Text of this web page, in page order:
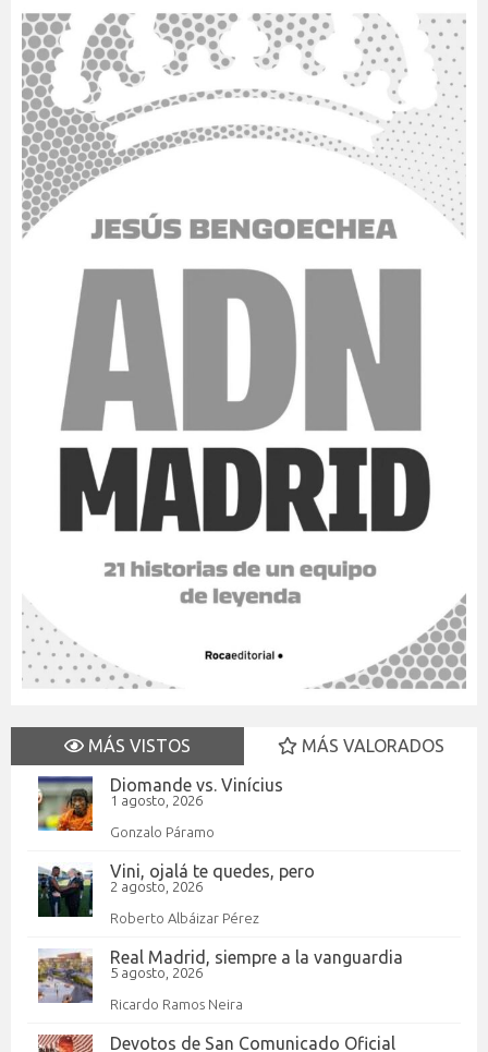
MÁS VISTOS
MÁS VALORADOS
Diomande vs. Vinícius
1 agosto, 2026
Gonzalo Páramo
Vini, ojalá te quedes, pero
2 agosto, 2026
Roberto Albáizar Pérez
Real Madrid, siempre a la vanguardia
5 agosto, 2026
Ricardo Ramos Neira
Devotos de San Comunicado Oficial